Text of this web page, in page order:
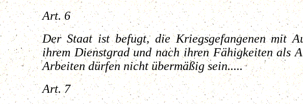
Art. 6
Der Staat ist befugt, die Kriegsgefangenen mit
ihrem Dienstgrad und nach ihren Fähigkeiten als
Arbeiten dürfen nicht übermäßig sein.....
Art. 7